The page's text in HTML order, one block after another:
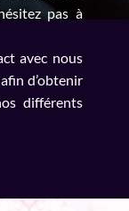
pas à
avec nous
d’obtenir
différents